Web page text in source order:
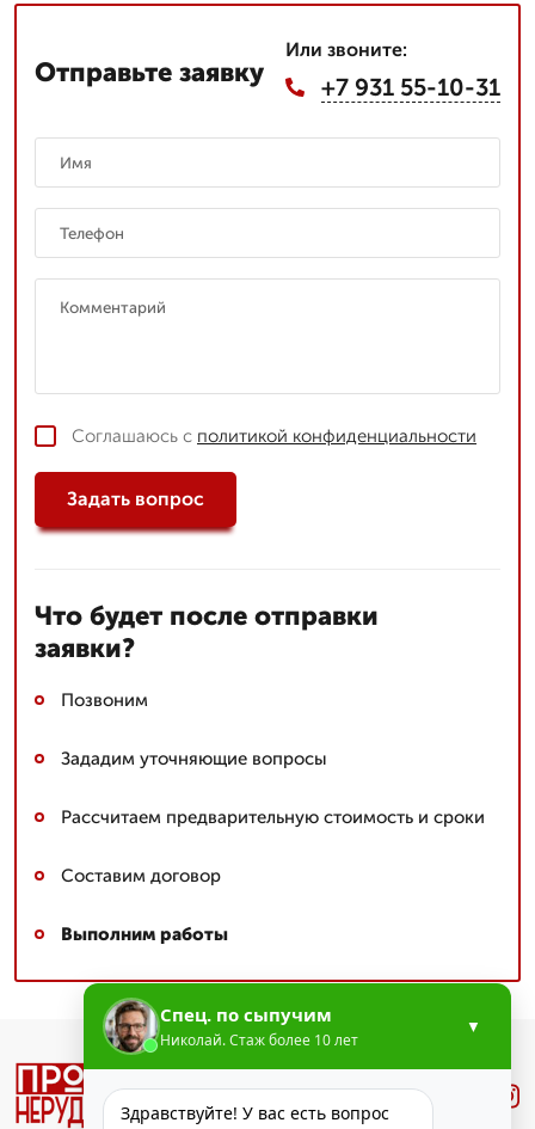
Отправьте заявку
Или звоните:
+7 931 55-10-31
Соглашаюсь с политикой конфиденциальности
Задать вопрос
Что будет после отправки
заявки?
Позвоним
Зададим уточняющие вопросы
Рассчитаем предварительную стоимость и сроки
Составим договор
Выполним работы
Лучше.Звони
Спец. по сыпучим
Николай. Стаж более 10 лет
▼
Здравствуйте! У вас есть вопрос